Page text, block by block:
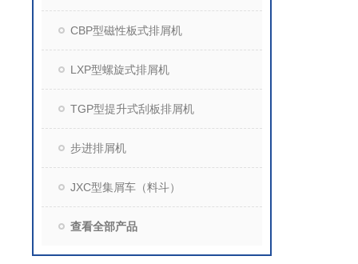
CBP型磁性板式排屑机
LXP型螺旋式排屑机
TGP型提升式刮板排屑机
步进排屑机
JXC型集屑车（料斗）
查看全部产品